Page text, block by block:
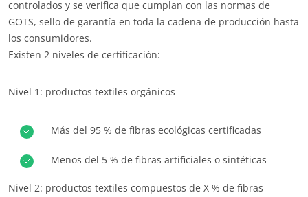
controlados y se verifica que cumplan con las normas de
GOTS, sello de garantía en toda la cadena de producción hasta
los consumidores.
Existen 2 niveles de certificación:
Nivel 1: productos textiles orgánicos
Más del 95 % de fibras ecológicas certificadas
Menos del 5 % de fibras artificiales o sintéticas
Nivel 2: productos textiles compuestos de X % de fibras